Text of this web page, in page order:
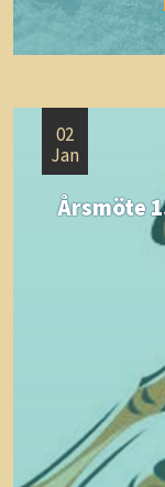
02
Jan
Årsmöte